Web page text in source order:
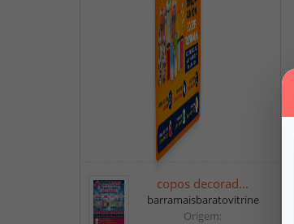
copos decorad...
barramaisbaratovitrine
Origem: